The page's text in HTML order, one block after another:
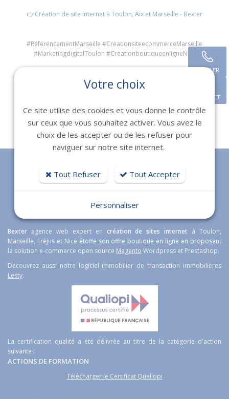
👉Création de site internet à Toulon, Aix et Marseille - Bexter
#RéférencementMarseille #CréationsiteecommerceMarseille
#MarketingdigitalToulon #CréationboutiqueenligneNice
Bexter agence web expert en création de sites internet à Toulon,
Marseille, Fréjus et Nice étoffe son offre boutique en ligne en proposant
la solution e-commerce open source Magento Wordpress et Prestashop.
Découvrez aussi notre logiciel immobilier de transaction immobilières
Lesty.
La certification qualité a été délivrée au titre de la catégorie d'action
suivante :
ACTIONS DE FORMATION
Télécharger le Certificat Qualiopi
APPELER
CONTACT
Votre choix
Ce site utilise des cookies et vous donne le contrôle
sur ceux que vous souhaitez activer. Vous avez le
choix de les accepter ou de les refuser pour
naviguer sur notre site internet.
Tout Refuser Tout Accepter
Personnaliser